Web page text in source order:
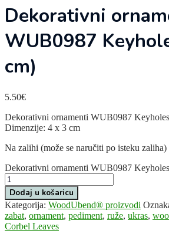
Dekorativni
WUB0987
cm)
5.50€
Dekorativni ornamenti WUB0987
Dimenzije: 4 x 3 cm
Na zalihi (može se naručiti po isteku zaliha)
Dekorativni ornamenti WUB0987
Dodaj u košaricu
Kategorija: WoodUbend® proizvodi
zabat, ornament, pediment, ruže, ukras,
Corbel Leaves